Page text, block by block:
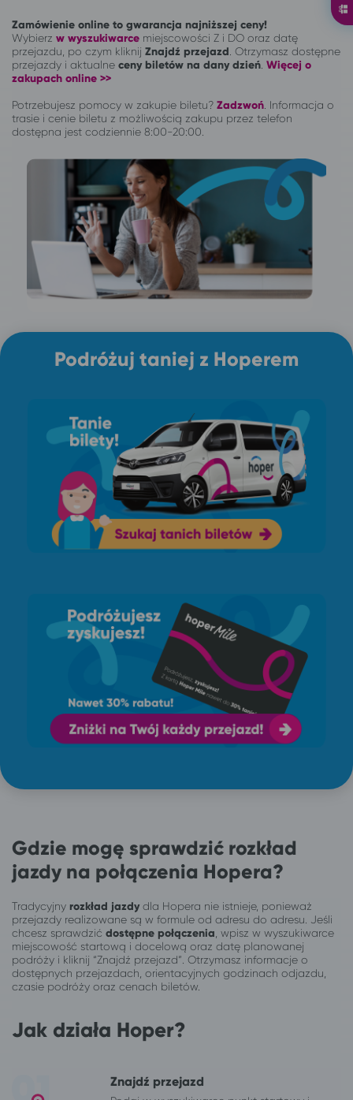
Zamówienie online to gwarancja najniższej ceny!
Wybierz w wyszukiwarce miejscowości Z i DO oraz datę
przejazdu, po czym kliknij Znajdź przejazd . Otrzymasz dostępne
przejazdy i aktualne ceny biletów na dany dzień Więcej o
zakupach online >>
Potrzebujesz pomocy w zakupie biletu? Zadzwoń Informacja o
trasie i cenie biletu z możliwością zakupu przez telefon
dostępna jest codziennie 8:00-20:00.
Podróżuj taniej z Hoperem
Gdzie mogę sprawdzić rozkład
jazdy na połączenia Hopera?
Tradycyjny rozkład jazdydla Hopera nie istnieje, ponieważ
przejazdy realizowane są w formule od adresu do adresu. Jeśli
chcesz sprawdzić dostępne połączenia , wpisz w wyszukiwarce
miejscowość startową i docelową oraz datę planowanej
podróży i kliknij “Znajdź przejazd”. Otrzymasz informacje o
dostępnych przejazdach, orientacyjnych godzinach odjazdu,
czasie podróży oraz cenach biletów.
Jak działa Hoper?
Znajdź przejazd